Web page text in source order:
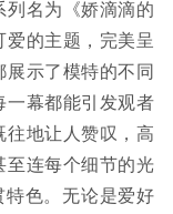
列名为《娇滴滴的
的主题，完美呈
示了模特的不同
一幕都能引发观者
往地让人赞叹，高
至连每个细节的光
特色。无论是爱好